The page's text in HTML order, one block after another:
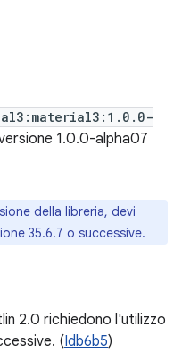
1.0.0-alpha07
della libreria, devi
35.6.7 o successive.
2.0 richiedono l'utilizzo
(Idb6b5)